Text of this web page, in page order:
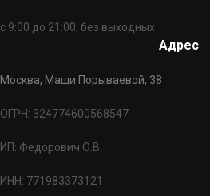
с 9:00 до 21:00, без выходных
Адрес
Москва, Маши Порываевой, 38
ОГРН: 324774600568547
ИП: Федорович О.В.
ИНН: 771983373121